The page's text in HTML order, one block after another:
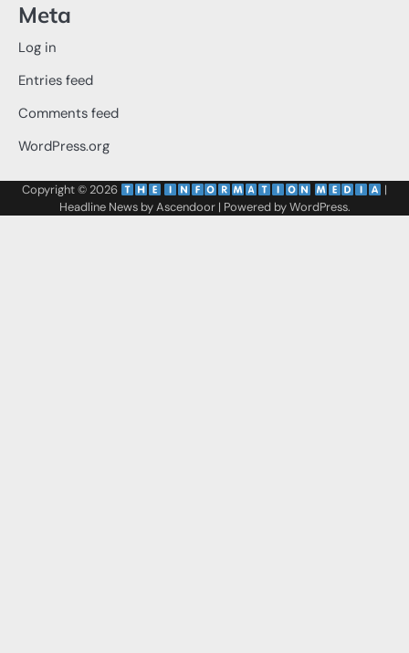
Meta
Log in
Entries feed
Comments feed
WordPress.org
Copyright © 2026
|
Headline News byAscendoor| Powered byWordPress.